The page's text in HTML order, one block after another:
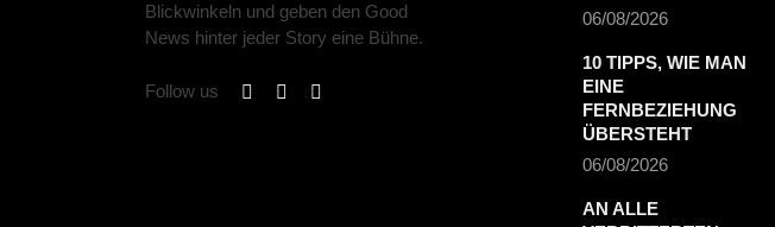
Blickwinkeln und geben den Good
News hinter jeder Story eine Bühne.
Follow us
06/08/2026
10 TIPPS, WIE MAN
EINE
FERNBEZIEHUNG
ÜBERSTEHT
06/08/2026
AN ALLE